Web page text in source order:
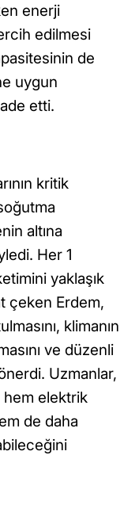
enerji
edilmesi
de
uygun
etti.
kritik
altına
Her 1
yaklaşık
çeken Erdem,
klimanın
ve düzenli
Uzmanlar,
hem elektrik
de daha